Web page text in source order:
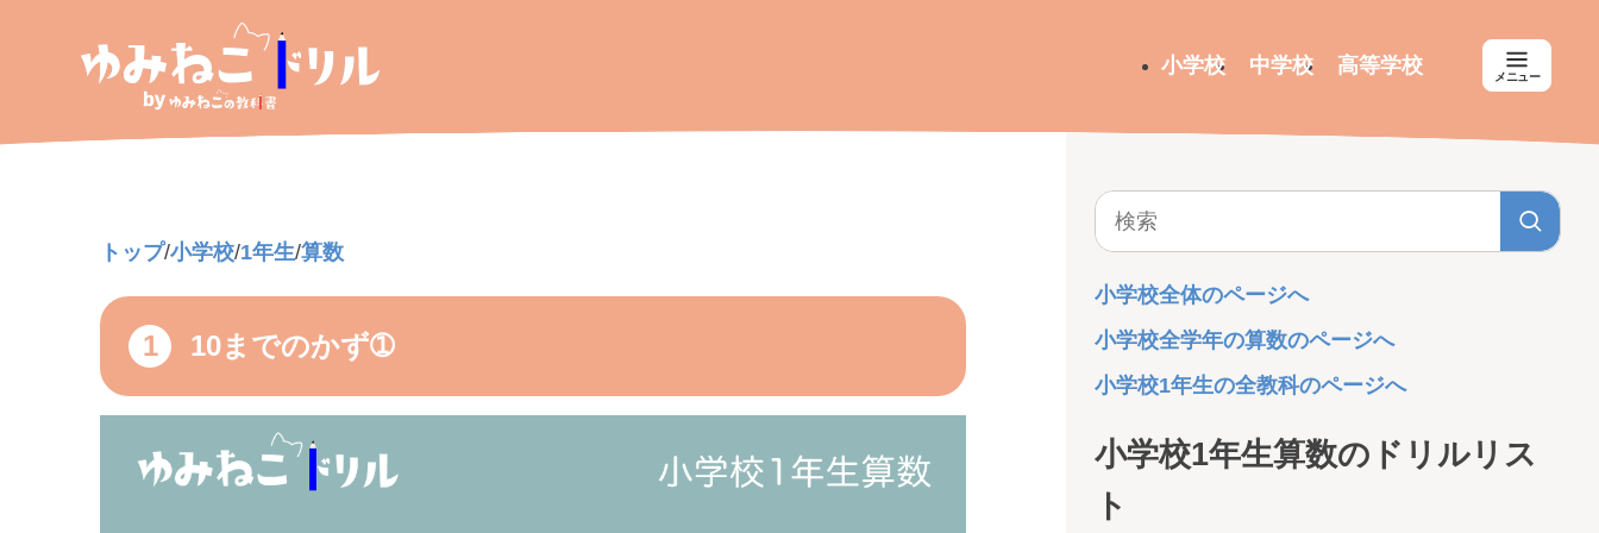
小学校 中学校 高等学校 メニュー
小学校全体のページへ
小学校全学年の算数のページへ
小学校1年生の全教科のページへ
小学校1年生算数のドリルリス
ト
トップ/小学校/1年生/算数
1 10までのかず➀